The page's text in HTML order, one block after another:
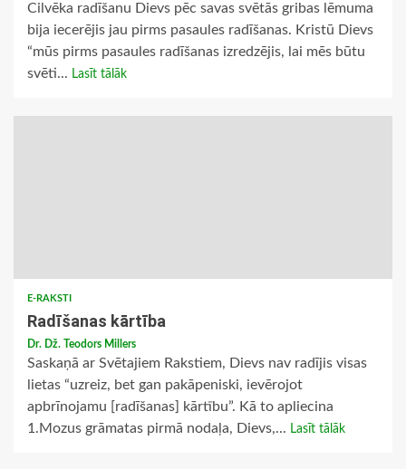
Cilvēka radīšanu Dievs pēc savas svētās gribas lēmuma
bija iecerējis jau pirms pasaules radīšanas. Kristū Dievs
“mūs pirms pasaules radīšanas izredzējis, lai mēs būtu
svēti... Lasīt tālāk
E-RAKSTI
Radīšanas kārtība
Dr. Dž. Teodors Millers
Saskaņā ar Svētajiem Rakstiem, Dievs nav radījis visas
lietas “uzreiz, bet gan pakāpeniski, ievērojot
apbrīnojamu [radīšanas] kārtību”. Kā to apliecina
1.Mozus grāmatas pirmā nodaļa, Dievs,... Lasīt tālāk